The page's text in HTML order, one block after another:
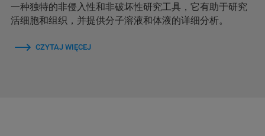
一种独特的非侵入性和非破坏性研究工具，它有助于研究
活细胞和组织，并提供分子溶液和体液的详细分析。
CZYTAJ WIĘCEJ